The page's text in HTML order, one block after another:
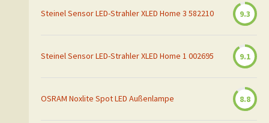
Steinel Sensor LED-Strahler XLED Home 3 582210 9.3
Steinel Sensor LED-Strahler XLED Home 1 002695 9.1
OSRAM Noxlite Spot LED Außenlampe 8.8